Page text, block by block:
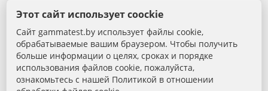
нём, носит исключительно информационный характер и ни при
Вся информация на сайте – собственность интернет-магазина
gammatest.by. Все права защищены.
Публикация информации с сайта без разрешения
правообладателя запрена.
Этот сайт использует coockie
Сайт gammatest.by использует файлы cookie,
обрабатываемые вашим браузером. Чтобы получить
больше информации о целях, сроках и порядке
использования файлов cookie, пожалуйста,
ознакомьтесь с нашей Политикой в отношении